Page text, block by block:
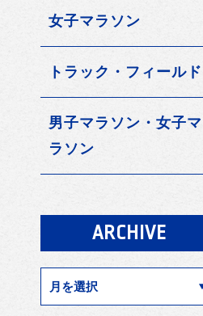
女子マラソン
トラック・フィールド
男子マラソン・女子マ
ラソン
ARCHIVE